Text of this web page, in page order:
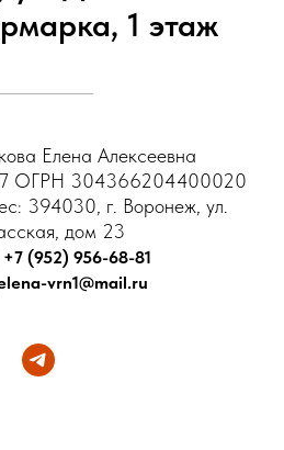
1 этаж
Елена Алексеевна
ОГРН 304366204400020
394030, г. Воронеж, ул.
дом 23
(952) 956-68-81
vrn1@mail.ru